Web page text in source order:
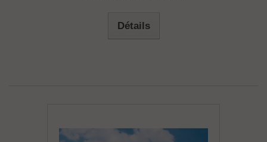
Détails